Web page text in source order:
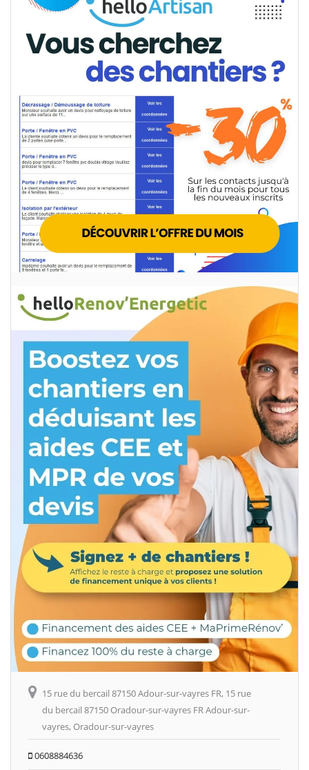
15 rue du bercail 87150 Adour-sur-vayres FR, 15 rue
du bercail 87150 Oradour-sur-vayres FR Adour-sur-
vayres, Oradour-sur-vayres
0608884636